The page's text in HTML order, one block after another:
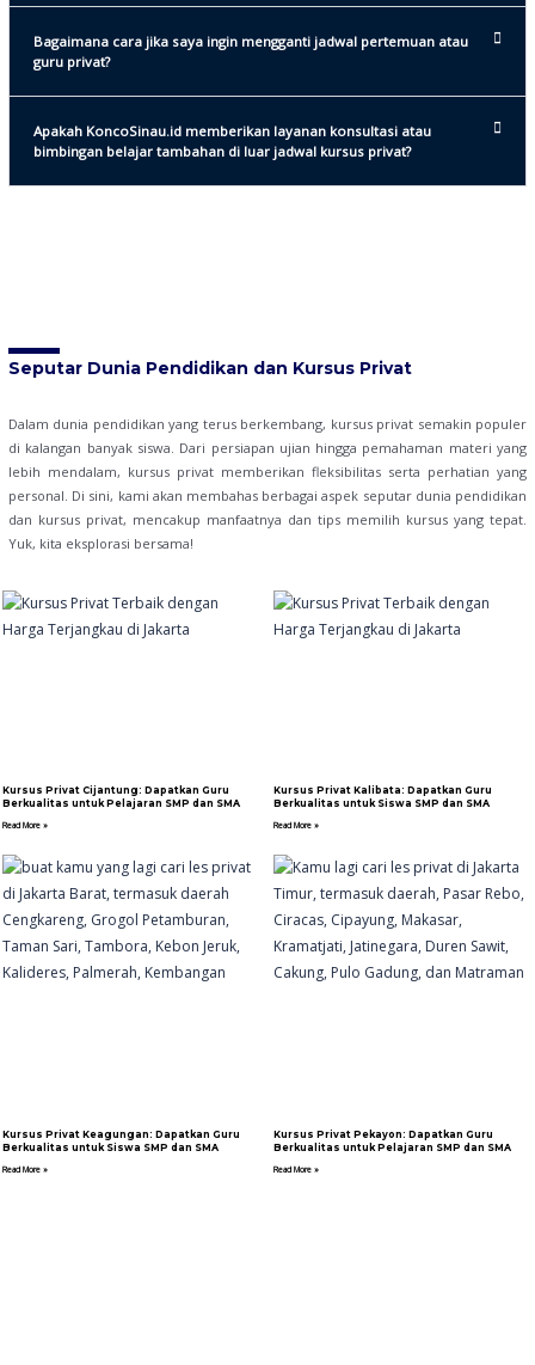
Bagaimana cara jika saya ingin mengganti jadwal pertemuan atau
guru privat?
Apakah KoncoSinau.id memberikan layanan konsultasi atau
bimbingan belajar tambahan di luar jadwal kursus privat?
Seputar Dunia Pendidikan dan Kursus Privat
Dalam dunia pendidikan yang terus berkembang, kursus privat semakin populer
di kalangan banyak siswa. Dari persiapan ujian hingga pemahaman materi yang
lebih mendalam, kursus privat memberikan fleksibilitas serta perhatian yang
personal. Di sini, kami akan membahas berbagai aspek seputar dunia pendidikan
dan kursus privat, mencakup manfaatnya dan tips memilih kursus yang tepat.
Yuk, kita eksplorasi bersama!
Kursus Privat Cijantung: Dapatkan Guru
Berkualitas untuk Pelajaran SMP dan SMA
Read More »
Kursus Privat Kalibata: Dapatkan Guru
Berkualitas untuk Siswa SMP dan SMA
Read More »
Kursus Privat Keagungan: Dapatkan Guru
Berkualitas untuk Siswa SMP dan SMA
Read More »
Kursus Privat Pekayon: Dapatkan Guru
Berkualitas untuk Pelajaran SMP dan SMA
Read More »